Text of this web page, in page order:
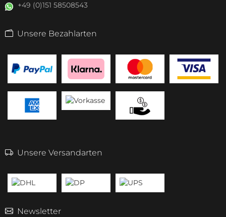
+49 (0)151 58508543
Unsere Bezahlarten
Unsere Versandarten
Newsletter